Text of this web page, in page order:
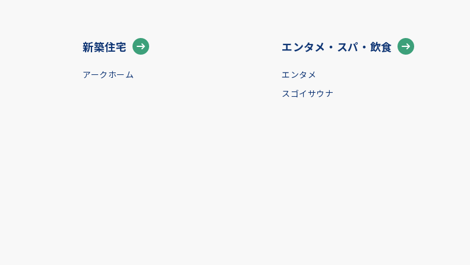
新築住宅
アークホーム
エンタメ・スパ・飲食
エンタメ
スゴイサウナ